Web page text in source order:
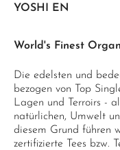
YOSHI EN
World's Finest
Die edelsten und
bezogen von Top
Lagen und Terroirs -
natürlichen, Umwelt
diesem Grund führen
zertifizierte Tees bzw.